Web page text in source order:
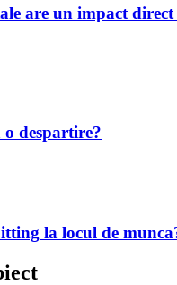
are un impact direct
despartire?
la locul de